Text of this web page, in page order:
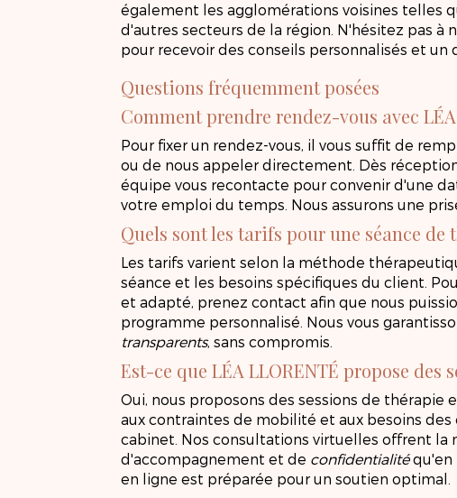
également les agglomérations voisines telles
d'autres secteurs de la région. N'hésitez pas à
pour recevoir des conseils personnalisés et un
Questions fréquemment posées
Comment prendre rendez-vous avec LÉA
Pour fixer un rendez-vous, il vous suffit de
ou de nous appeler directement. Dès
équipe vous recontacte pour convenir d'une
votre emploi du temps. Nous assurons une
Quels sont les tarifs pour une séance de
Les tarifs varient selon la méthode
séance et les besoins spécifiques du client.
et adapté, prenez contact afin que nous
programme personnalisé. Nous vous
transparents, sans compromis.
Est-ce que LÉA LLORENTÉ propose des
Oui, nous proposons des sessions de thérapie
aux contraintes de mobilité et aux besoins
cabinet. Nos consultations virtuelles offrent la
d'accompagnement et de confidentialitéqu'en
en ligne est préparée pour un soutien optimal.